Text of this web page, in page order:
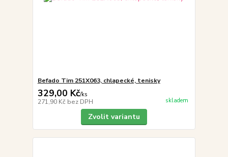
Befado Tim 251X063, chlapecké, tenisky
329,00 Kč/ks
271,90 Kč bez DPH skladem
Zvolit variantu